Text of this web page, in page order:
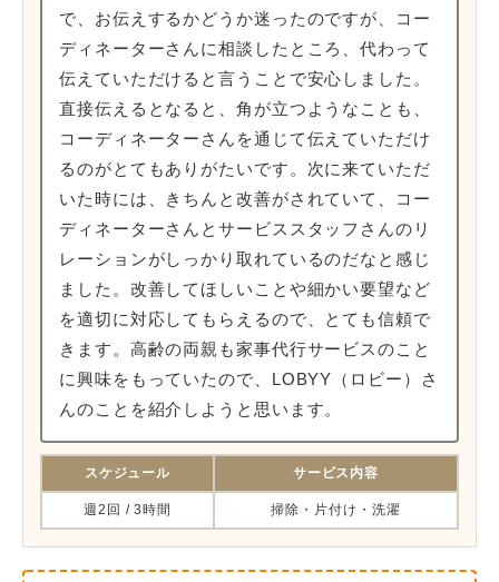
で、お伝えするかどうか迷ったのですが、コー
ディネーターさんに相談したところ、代わって
伝えていただけると言うことで安心しました。
直接伝えるとなると、角が立つようなことも、
コーディネーターさんを通じて伝えていただけ
るのがとてもありがたいです。次に来ていただ
いた時には、きちんと改善がされていて、コー
ディネーターさんとサービススタッフさんのリ
レーションがしっかり取れているのだなと感じ
ました。改善してほしいことや細かい要望など
を適切に対応してもらえるので、とても信頼で
きます。高齢の両親も家事代行サービスのこと
に興味をもっていたので、LOBYY（ロビー）さ
んのことを紹介しようと思います。
スケジュール サービス内容
週2回 / 3時間 掃除・片付け・洗濯